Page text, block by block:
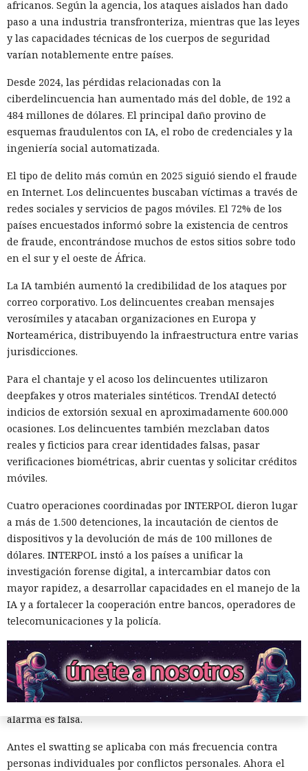
específicamente para la búsqueda con IA duplican la
probabilidad de que texto manipulado aparezca en la
respuesta.
correctas de las páginas de acceso, especialmente para los
servicios bancarios. A las empresas se les recomienda
supervisar los sitios falsos que se promueven mediante GEO
y solicitar su eliminación antes del inicio de ataques
masivos.
Con una sola llamada, toda una
escuela queda paralizada: el FBI
admite la impotencia de la
policía ante los ataques de
"swatting".
11:02 / 06.08.2026
Delincuentes ocultan sus contactos reales para sembrar
pánico masivo impunemente.
Una llamada falsa a la policía cada vez más a menudo pasa
de ser una venganza personal a una forma de paralizar el
funcionamiento de instituciones enteras: el FBIadvirtió
sobre casos coordinados de swatting, que afectan
simultáneamente a varios edificios y personas en todo
Estados Unidos.
explosiones ficticias, tiroteos o toma de rehenes en una
dirección concreta. La idea es que envíen unidades
especiales y otras fuerzas policiales al lugar de la supuesta
amenaza, y que el personal y los visitantes no sepan que la
alarma es falsa.
Antes el swatting se aplicaba con más frecuencia contra
personas individuales por conflictos personales. Ahora el
africanos. Según la agencia, los ataques aislados han dado
paso a una industria transfronteriza, mientras que las leyes
y las capacidades técnicas de los cuerpos de seguridad
varían notablemente entre países.
Desde 2024, las pérdidas relacionadas con la
ciberdelincuencia han aumentado más del doble, de 192 a
484 millones de dólares. El principal daño provino de
esquemas fraudulentos con IA, el robo de credenciales y la
ingeniería social automatizada.
El tipo de delito más común en 2025 siguió siendo el fraude
en Internet. Los delincuentes buscaban víctimas a través de
redes sociales y servicios de pagos móviles. El 72% de los
países encuestados informó sobre la existencia de centros
de fraude, encontrándose muchos de estos sitios sobre todo
en el sur y el oeste de África.
La IA también aumentó la credibilidad de los ataques por
correo corporativo. Los delincuentes creaban mensajes
verosímiles y atacaban organizaciones en Europa y
Norteamérica, distribuyendo la infraestructura entre varias
jurisdicciones.
Para el chantaje y el acoso los delincuentes utilizaron
deepfakes y otros materiales sintéticos. TrendAI detectó
indicios de extorsión sexual en aproximadamente 600.000
ocasiones. Los delincuentes también mezclaban datos
reales y ficticios para crear identidades falsas, pasar
verificaciones biométricas, abrir cuentas y solicitar créditos
móviles.
Cuatro operaciones coordinadas por INTERPOL dieron lugar
a más de 1.500 detenciones, la incautación de cientos de
dispositivos y la devolución de más de 100 millones de
dólares. INTERPOL instó a los países a unificar la
investigación forense digital, a intercambiar datos con
mayor rapidez, a desarrollar capacidades en el manejo de la
IA y a fortalecer la cooperación entre bancos, operadores de
telecomunicaciones y la policía.